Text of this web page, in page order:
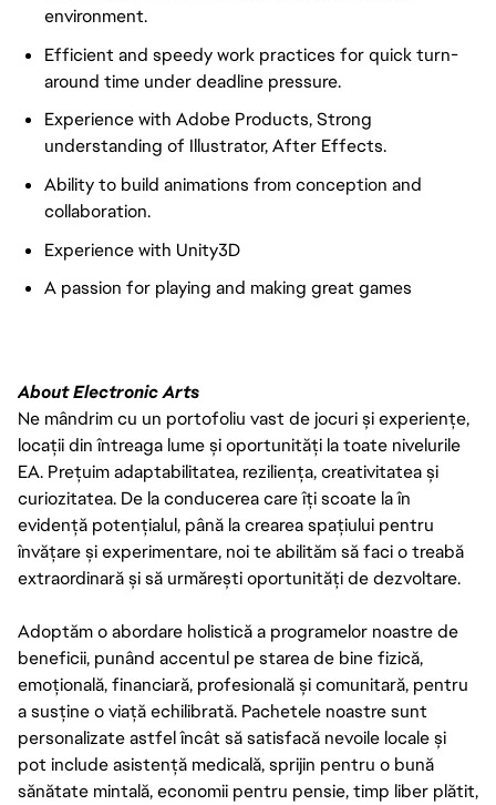
environment.
Efficient and speedy work practices for quick turn-
around time under deadline pressure.
Experience with Adobe Products, Strong
understanding of Illustrator, After Effects.
Ability to build animations from conception and
collaboration.
Experience with Unity3D
A passion for playing and making great games
About Electronic Arts
Ne mândrim cu un portofoliu vast de jocuri și experiențe,
locații din întreaga lume și oportunități la toate nivelurile
EA. Prețuim adaptabilitatea, reziliența, creativitatea și
curiozitatea. De la conducerea care îți scoate la în
evidență potențialul, până la crearea spațiului pentru
învățare și experimentare, noi te abilităm să faci o treabă
extraordinară și să urmărești oportunități de dezvoltare.
Adoptăm o abordare holistică a programelor noastre de
beneficii, punând accentul pe starea de bine fizică,
emoțională, financiară, profesională și comunitară, pentru
a susține o viață echilibrată. Pachetele noastre sunt
personalizate astfel încât să satisfacă nevoile locale și
pot include asistență medicală, sprijin pentru o bună
sănătate mintală, economii pentru pensie, timp liber plătit,